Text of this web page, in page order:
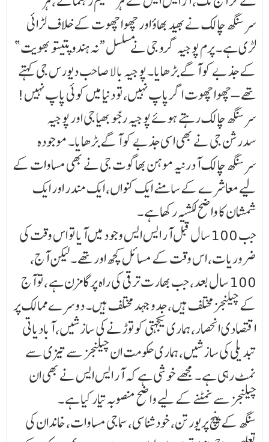
سرسنگھ چالک نے بھید بھاؤ اور چھوا چھوت کے خلاف لڑائی
لڑی ہے ۔ پرم پوجیہ گرو جی نے مسلسل “نہ ہندو پتیتو بھویت”
کے جذبے کو آگے بڑھایا۔ پوجیہ بالا صاحب دیورس جی کہتے
تھے – چھوا چھوت اگر پاپ نہیں، تو دنیا میں کوئی پاپ نہیں!
سرسنگھ چالک رہتے ہوئے پوجیہ رجّو بھیا جی اور پوجیہ
سدرشن جی نے بھی اسی جذبے کو آگے بڑھایا۔ موجودہ
سرسنگھ چالک آدرنیہ موہن بھاگوت جی نے بھی مساوات کے
لیے معاشرے کے سامنے ایک کنواں، ایک مندر اور ایک
شمشان کا واضح لکشیہ رکھا ہے ۔
جب 100 سال قبل آر ایس ایس وجود میں آیا تو اس وقت کی
ضروریات، اس وقت کے مسائل کچھ اور تھے ۔ لیکن آج،
100 سال بعد، جب بھارت ترقی کی راہ پر گامزن ہے ، تو آج
کے چیلنجز مختلف ہیں، جدوجہد مختلف ہیں۔ دوسرے ممالک پر
اقتصادی انحصار، ہماری یکجہتی کو توڑنے کی سازشیں، آبادیاتی
تبدیلی کی سازشیں، ہماری حکومت ان چیلنجز سے تیزی سے
نمٹ رہی ہے ۔ مجھے خوشی ہے کہ آر ایس ایس نے بھی ان
چیلنجز سے نمٹنے کے لیے واضح منصوبہ تیار کیا ہے ۔
سنگھ کے پنچ پریورتن، خودشناسی، سماجی مساوات، خاندان کی